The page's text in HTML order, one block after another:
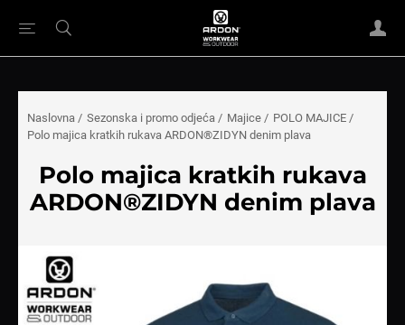
Naslovna / Sezonska i promo odjeća / Majice / POLO MAJICE /
Polo majica kratkih rukava ARDON®ZIDYN denim plava
Polo majica kratkih rukava
ARDON®ZIDYN denim plava